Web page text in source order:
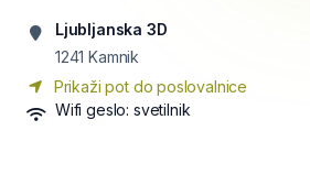
Ljubljanska 3D
1241 Kamnik
Prikaži pot do poslovalnice
Wifi geslo: svetilnik